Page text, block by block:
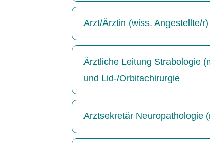
Arzt/Ärztin (wiss. Angestellte/
Ärztliche Leitung Strabologie
und Lid-/Orbitachirurgie
Arztsekretär Neuropathologie